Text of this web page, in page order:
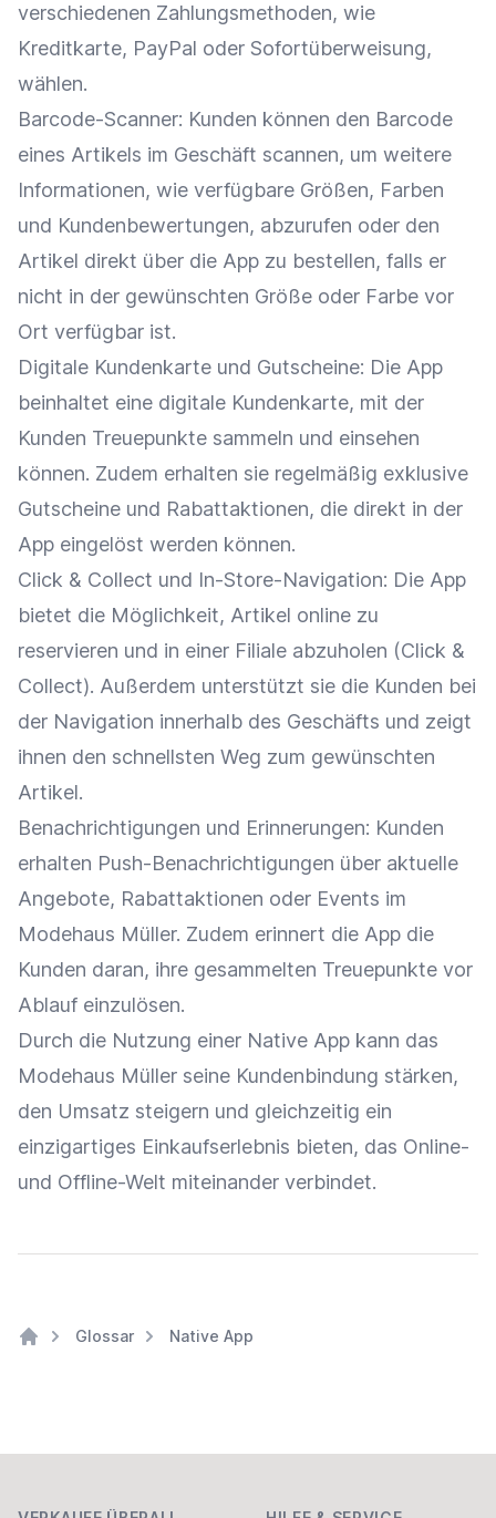
verschiedenen Zahlungsmethoden, wie
Kreditkarte, PayPal oder Sofortüberweisung,
wählen.
Barcode-Scanner: Kunden können den Barcode
eines Artikels im Geschäft scannen, um weitere
Informationen, wie verfügbare Größen, Farben
und Kundenbewertungen, abzurufen oder den
Artikel direkt über die App zu bestellen, falls er
nicht in der gewünschten Größe oder Farbe vor
Ort verfügbar ist.
Digitale Kundenkarte und Gutscheine: Die App
beinhaltet eine digitale Kundenkarte, mit der
Kunden Treuepunkte sammeln und einsehen
können. Zudem erhalten sie regelmäßig exklusive
Gutscheine und Rabattaktionen, die direkt in der
App eingelöst werden können.
Click & Collect und In-Store-Navigation: Die App
bietet die Möglichkeit, Artikel online zu
reservieren und in einer Filiale abzuholen (Click &
Collect). Außerdem unterstützt sie die Kunden bei
der Navigation innerhalb des Geschäfts und zeigt
ihnen den schnellsten Weg zum gewünschten
Artikel.
Benachrichtigungen und Erinnerungen: Kunden
erhalten Push-Benachrichtigungen über aktuelle
Angebote, Rabattaktionen oder Events im
Modehaus Müller. Zudem erinnert die App die
Kunden daran, ihre gesammelten Treuepunkte vor
Ablauf einzulösen.
Durch die Nutzung einer Native App kann das
Modehaus Müller seine Kundenbindung stärken,
den Umsatz steigern und gleichzeitig ein
einzigartiges Einkaufserlebnis bieten, das Online-
und Offline-Welt miteinander verbindet.
Glossar Native App